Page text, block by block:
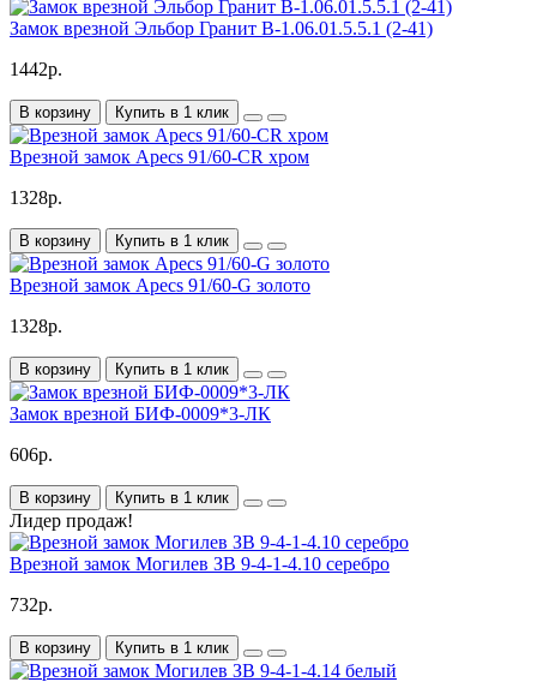
Замок врезной Эльбор Гранит В-1.06.01.5.5.1 (2-41)
1442р.
В корзину Купить в 1 клик
Врезной замок Apecs 91/60-CR хром
1328р.
В корзину Купить в 1 клик
Врезной замок Apecs 91/60-G золото
1328р.
В корзину Купить в 1 клик
Замок врезной БИФ-0009*3-ЛК
606р.
В корзину Купить в 1 клик
Лидер продаж!
Врезной замок Могилев ЗВ 9-4-1-4.10 серебро
732р.
В корзину Купить в 1 клик